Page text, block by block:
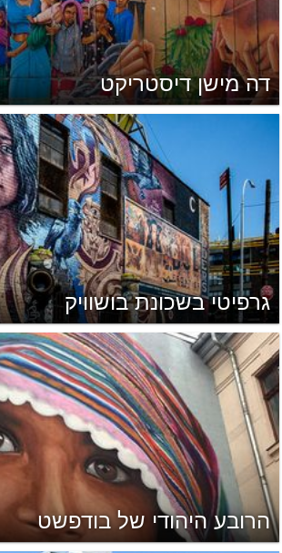
דה מישן דיסטריקט
גרפיטי בשכונת בושוויק
הרובע היהודי של בודפשט